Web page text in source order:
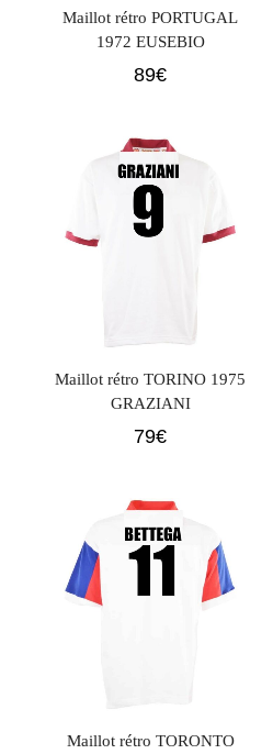
Maillot rétro PORTUGAL
1972 EUSEBIO
89€
Maillot rétro TORINO 1975
GRAZIANI
79€
Maillot rétro TORONTO